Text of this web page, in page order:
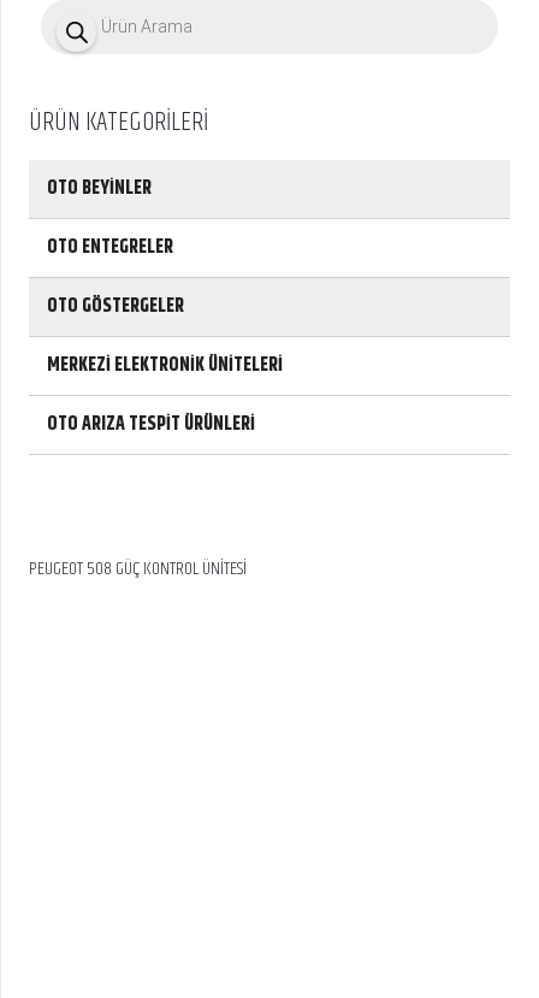
t
r
ÜRÜN KATEGORİLERİ
OTO BEYİNLER
OTO ENTEGRELER
OTO GÖSTERGELER
MERKEZİ ELEKTRONİK ÜNİTELERİ
OTO ARIZA TESPİT ÜRÜNLERİ
PEUGEOT 508 GÜÇ KONTROL ÜNİTESİ